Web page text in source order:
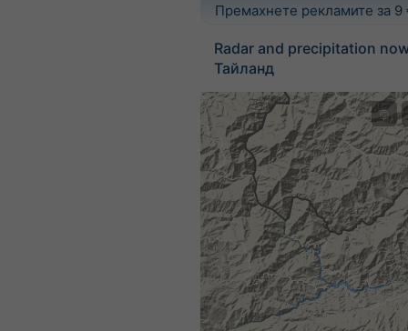
Премахнете рекламите за
Radar and precipitation
Тайланд
©